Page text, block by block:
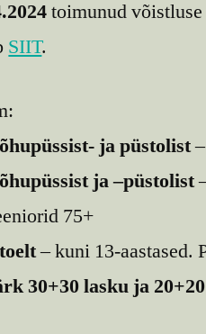
toimunud
SIIT.
ja püstolist–
ja –püstolist
75+
– kuni 13-aastased.
30+30 lasku ja